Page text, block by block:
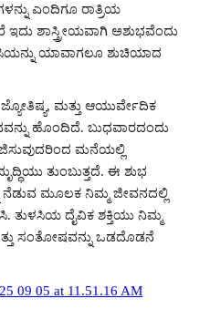
ಎಂದಿಗೂ ರಾತ್ರಿಯ
ಶಾಸ್ತ್ರೀಯವಾಗಿ ಅಶುಭವೆಂದು
ಯಾವಾಗಲೂ ಶುಚಿಯಾದ
ಜ್ಯೋತಿಷ್ಯ, ಮತ್ತು ಆಯುರ್ವೇದಿಕ
ಹೊಂದಿದೆ. ಬುಧವಾರದಂದು
ಮನೆಯಲ್ಲಿ
ತುಂಬುತ್ತದೆ. ಈ ಶುಭ
ನೆಡುವ ಮೂಲಕ ನಿಮ್ಮ ಜೀವನದಲ್ಲಿ
ತುಳಸಿಯ ದೈವಿಕ ಶಕ್ತಿಯು ನಿಮ್ಮ
ಸಂತೋಷವನ್ನು ಒಡದೊಡನೆ